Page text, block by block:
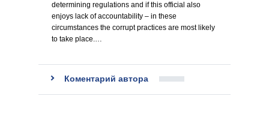
determining regulations and if this official also
enjoys lack of accountability – in these
circumstances the corrupt practices are most likely
to take place.…
Коментарий автора